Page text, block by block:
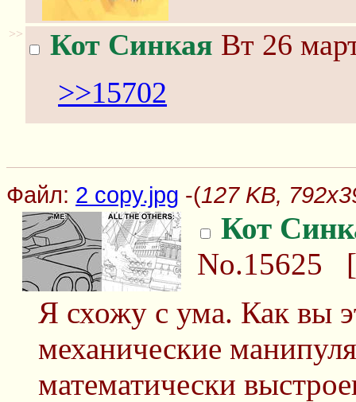
>> Кот Синкая Вт 26
>>15702
Файл: 2 copy.jpg -(127 KB,
Кот
No.15625 [
Я схожу с ума. Как вы
механические
математически